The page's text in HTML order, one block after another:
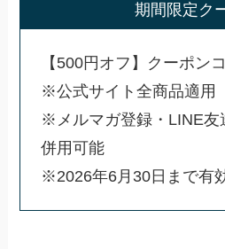
期間限定ク
【500円オフ】クーポン
※公式サイト全商品適用
※メルマガ登録・LINE友
併用可能
※2026年6月30日まで有